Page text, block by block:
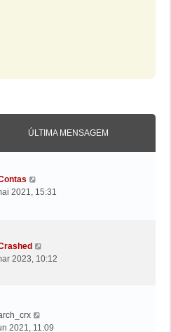
ÚLTIMA MENSAGEM
e
ú
l
M
2021, 15:31
e
2023, 10:12
e
2021, 11:09